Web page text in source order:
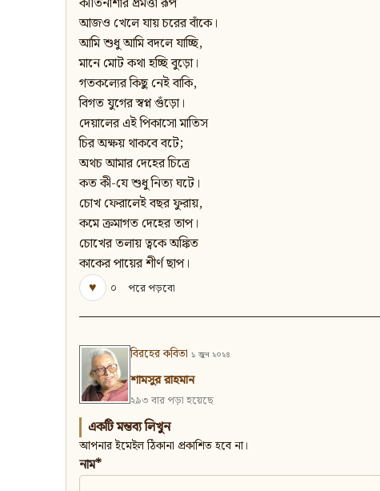
আজও খেলে যায় চরের বাঁকে।
আমি শুধু আমি বদলে যাচ্ছি,
মানে মোট কথা হচ্ছি বুড়ো।
গতকল্যের কিছু নেই বাকি,
বিগত যুগের স্বপ্ন গুঁড়ো।
দেয়ালের এই পিকাসো মাতিস
চির অক্ষয় থাকবে বটে;
অথচ আমার দেহের চিত্রে
কত কী-যে শুধু নিত্য ঘটে।
চোখ ফেরালেই বছর ফুরায়,
কমে ক্রমাগত দেহের তাপ।
চোখের তলায় ত্বকে অঙ্কিত
কাকের পায়ের শীর্ণ ছাপ।
♥
০ পরে পড়বো
বিরহের কবিতা ১ জুন ২০২৪
শামসুর রাহমান
২৯৩ বার পড়া হয়েছে
একটি মন্তব্য লিখুন
আপনার ইমেইল ঠিকানা প্রকাশিত হবে না।
নাম*